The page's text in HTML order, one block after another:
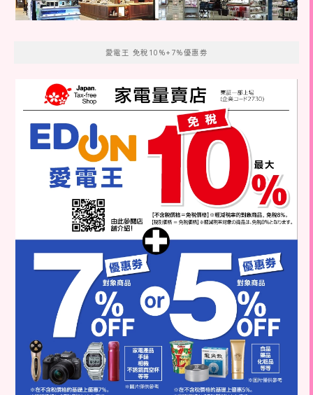
愛電王 免稅10%+7%優惠劵